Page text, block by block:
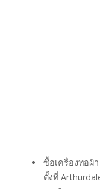
ซื้อเครื่องทอผ้
ตั้งที่